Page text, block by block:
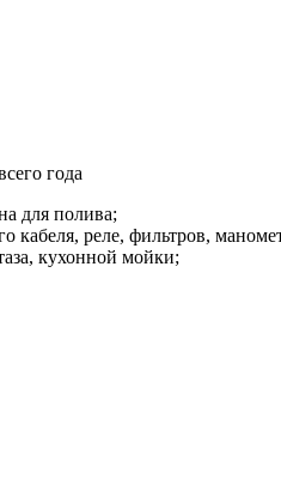
года
для полива;
кабеля, реле, фильтров,
кухонной мойки;